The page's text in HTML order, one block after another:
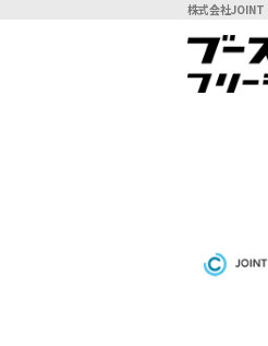
株式会社JOINT